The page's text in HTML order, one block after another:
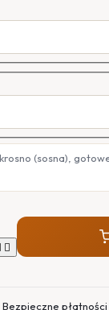
(sosna),

Bezpieczne płatności